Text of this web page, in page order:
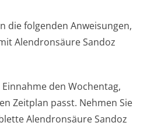
die folgenden Anweisungen,
Alendronsäure Sandoz
den Wochentag,
Zeitplan passt. Nehmen Sie
Alendronsäure Sandoz